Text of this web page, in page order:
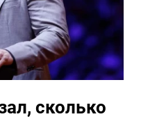
сколько